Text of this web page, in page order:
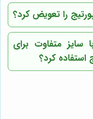
را تعویض کرد؟
سایز متفاوت برای
کرد؟